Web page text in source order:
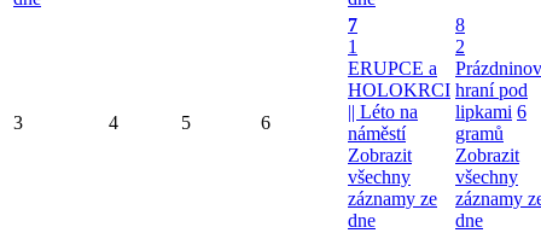
3 4 5 6
7
1
ERUPCE a
HOLOKRCI
|| Léto na
náměstí
Zobrazit
všechny
záznamy ze
dne
8
2
hraní pod
lipkami 6
gramů
Zobrazit
všechny
záznamy
dne